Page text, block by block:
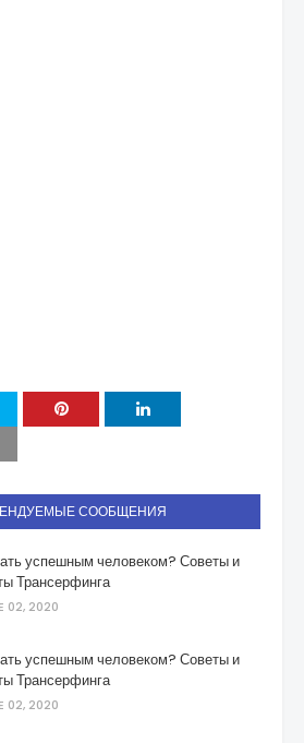
СООБЩЕНИЯ
успешным человеком? Советы и
Трансерфинга
02, 2020
успешным человеком? Советы и
Трансерфинга
02, 2020